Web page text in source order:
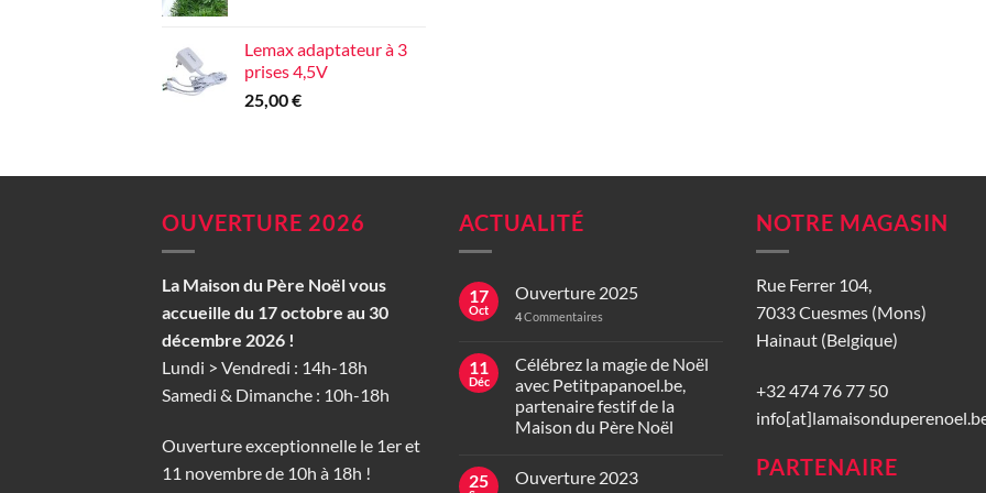
Lemax adaptateur à 3
prises 4,5V
25,00€
OUVERTURE 2026
La Maison du Père Noël vous
accueille du 17 octobre au 30
décembre 2026 !
Lundi > Vendredi : 14h-18h
Samedi & Dimanche : 10h-18h
Ouverture exceptionnelle le 1er et
11 novembre de 10h à 18h !
ACTUALITÉ
17
Oct
Ouverture 2025
4Commentaires
11
Déc
Célébrez la magie de Noël
avec Petitpapanoel.be,
partenaire festif de la
Maison du Père Noël
25 Ouverture 2023
NOTRE MAGASIN
Rue Ferrer 104,
7033 Cuesmes (Mons)
Hainaut (Belgique)
+32 474 76 77 50
PARTENAIRE